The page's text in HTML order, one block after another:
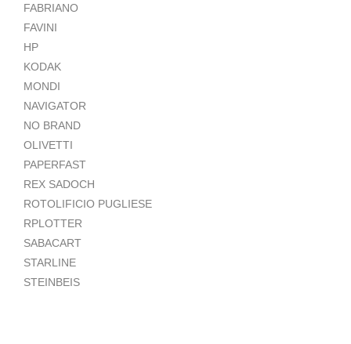
FABRIANO
FAVINI
HP
KODAK
MONDI
NAVIGATOR
NO BRAND
OLIVETTI
PAPERFAST
REX SADOCH
ROTOLIFICIO PUGLIESE
RPLOTTER
SABACART
STARLINE
STEINBEIS